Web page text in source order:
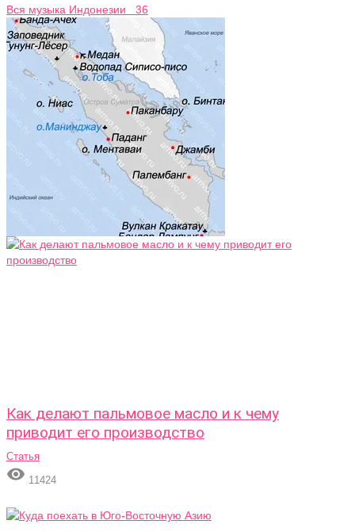
Вся музыка Индонезии 36
Как делают пальмовое масло и к чему
приводит его производство
Статья
 11424